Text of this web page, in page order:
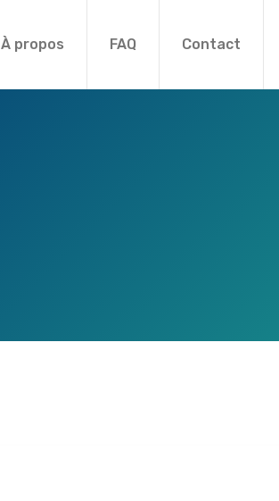
À propos FAQ Contact